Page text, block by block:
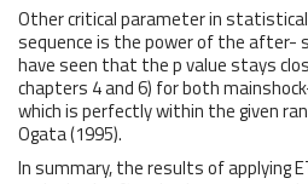
Other critical parameter in
sequence is the power of the after-
have seen that the p value stays
chapters 4 and 6) for both
which is perfectly within the given
Ogata (1995).
In summary, the results of applying